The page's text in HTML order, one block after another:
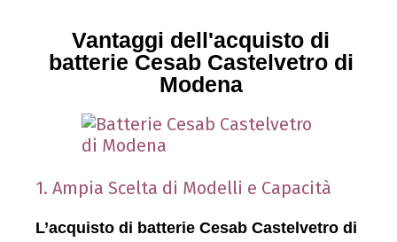
Vantaggi dell'acquisto di
batterie Cesab Castelvetro di
Modena
1. Ampia Scelta di Modelli e Capacità
L’acquisto di batterie Cesab Castelvetro di